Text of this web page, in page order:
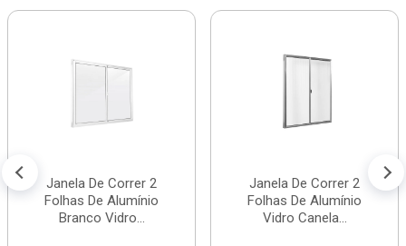
Janela De Correr 2
Folhas De Alumínio
Branco Vidro...
Janela De Correr 2
Folhas De Alumínio
Vidro Canela...